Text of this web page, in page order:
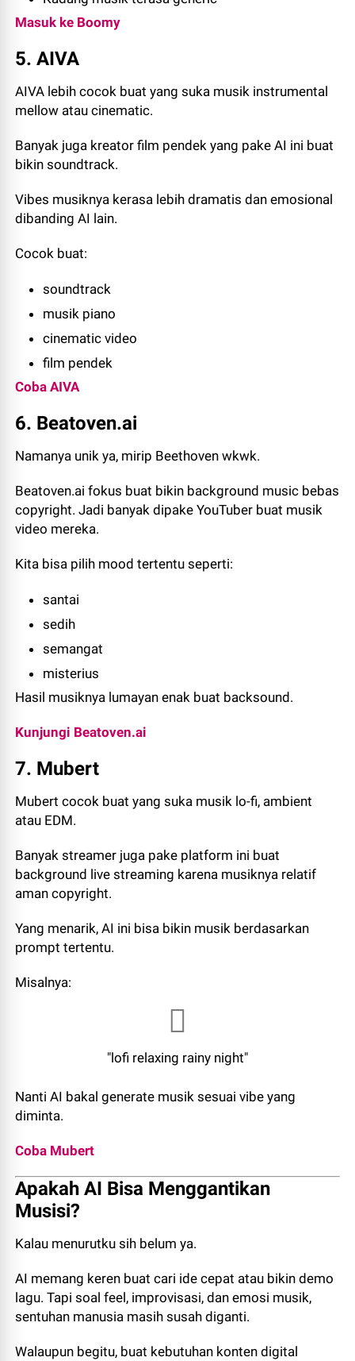
Masuk ke Boomy
5. AIVA
AIVA lebih cocok buat yang suka musik instrumental
mellow atau cinematic.
Banyak juga kreator film pendek yang pake AI ini buat
bikin soundtrack.
Vibes musiknya kerasa lebih dramatis dan emosional
dibanding AI lain.
Cocok buat:
soundtrack
musik piano
cinematic video
film pendek
Coba AIVA
6. Beatoven.ai
Namanya unik ya, mirip Beethoven wkwk.
Beatoven.ai fokus buat bikin background music bebas
copyright. Jadi banyak dipake YouTuber buat musik
video mereka.
Kita bisa pilih mood tertentu seperti:
santai
sedih
semangat
misterius
Hasil musiknya lumayan enak buat backsound.
Kunjungi Beatoven.ai
7. Mubert
Mubert cocok buat yang suka musik lo-fi, ambient
atau EDM.
Banyak streamer juga pake platform ini buat
background live streaming karena musiknya relatif
aman copyright.
Yang menarik, AI ini bisa bikin musik berdasarkan
prompt tertentu.
Misalnya:
"lofi relaxing rainy night"
Nanti AI bakal generate musik sesuai vibe yang
diminta.
Coba Mubert
Apakah AI Bisa Menggantikan
Musisi?
Kalau menurutku sih belum ya.
AI memang keren buat cari ide cepat atau bikin demo
lagu. Tapi soal feel, improvisasi, dan emosi musik,
sentuhan manusia masih susah diganti.
Walaupun begitu, buat kebutuhan konten digital